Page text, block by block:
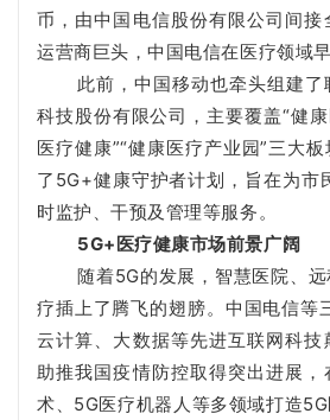
币，由中国电信股份有限公司间接
运营商巨头，中国电信在医疗领域早
此前，中国移动也牵头组建
科技股份有限公司，主要覆盖“健
医疗健康”“健康医疗产业园”三大
了5G+健康守护者计划，旨在为市
时监护、干预及管理等服务。
5G+医疗健康市场前景广阔
随着5G的发展，智慧医院、
疗插上了腾飞的翅膀。中国电信等
云计算、大数据等先进互联网科技
助推我国疫情防控取得突出进展
术、5G医疗机器人等多领域打造5G